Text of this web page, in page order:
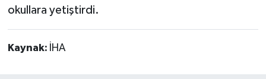
okullara yetiştirdi.
Kaynak: İHA